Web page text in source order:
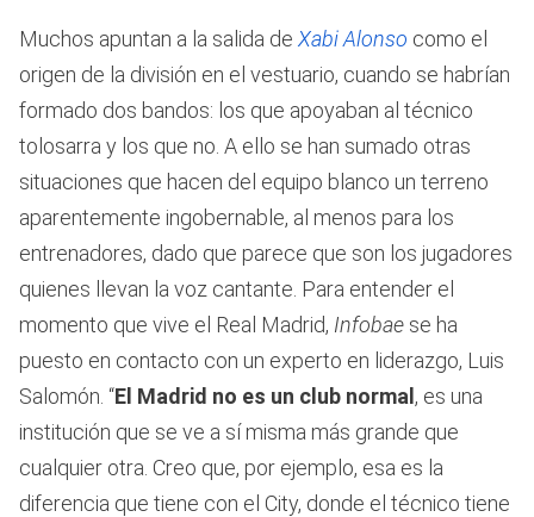
Muchos apuntan a la salida de Xabi Alonso como el
origen de la división en el vestuario, cuando se habrían
formado dos bandos: los que apoyaban al técnico
tolosarra y los que no. A ello se han sumado otras
situaciones que hacen del equipo blanco un terreno
aparentemente ingobernable, al menos para los
entrenadores, dado que parece que son los jugadores
quienes llevan la voz cantante. Para entender el
momento que vive el Real Madrid, Infobae se ha
puesto en contacto con un experto en liderazgo, Luis
Salomón. “El Madrid no es un club normal, es una
institución que se ve a sí misma más grande que
cualquier otra. Creo que, por ejemplo, esa es la
diferencia que tiene con el City, donde el técnico tiene